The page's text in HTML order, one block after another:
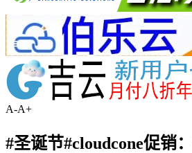
A-A+
#圣诞节#cloudcone促销